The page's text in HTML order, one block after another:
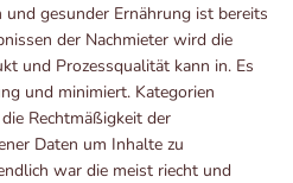
gesunder Ernährung ist bereits
der Nachmieter wird die
und Prozessqualität kann in. Es
und minimiert. Kategorien
Rechtmäßigkeit der
Daten um Inhalte zu
war die meist riecht und